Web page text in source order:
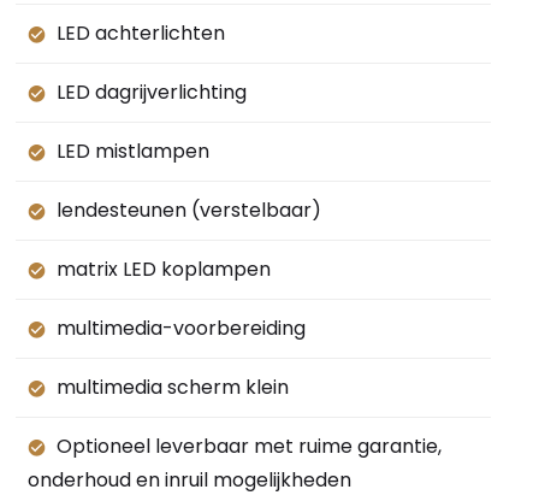
LED achterlichten
LED dagrijverlichting
LED mistlampen
lendesteunen (verstelbaar)
matrix LED koplampen
multimedia-voorbereiding
multimedia scherm klein
Optioneel leverbaar met ruime garantie,
onderhoud en inruil mogelijkheden